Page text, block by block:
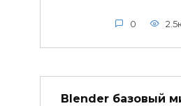
0
Blender базовый